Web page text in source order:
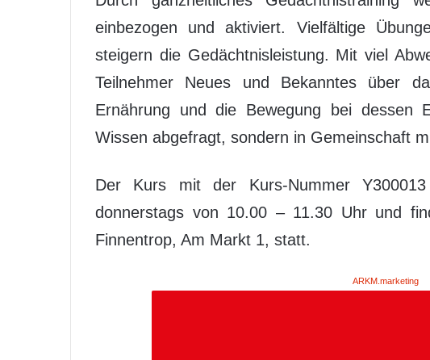
einbezogen und aktiviert. Vielfältige
steigern die Gedächtnisleistung. Mit viel
Teilnehmer Neues und Bekanntes über
Ernährung und die Bewegung bei dessen
Wissen abgefragt, sondern in Gemeinschaft
Der Kurs mit der Kurs-Nummer
donnerstags von 10.00 – 11.30 Uhr und
Finnentrop, Am Markt 1, statt.
ARKM.marketing